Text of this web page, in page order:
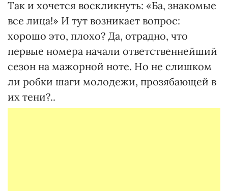
Так и хочется воскликнуть: «Ба, знакомые
все лица!» И тут возникает вопрос:
хорошо это, плохо? Да, отрадно, что
первые номера начали ответственнейший
сезон на мажорной ноте. Но не слишком
ли робки шаги молодежи, прозябающей в
их тени?..